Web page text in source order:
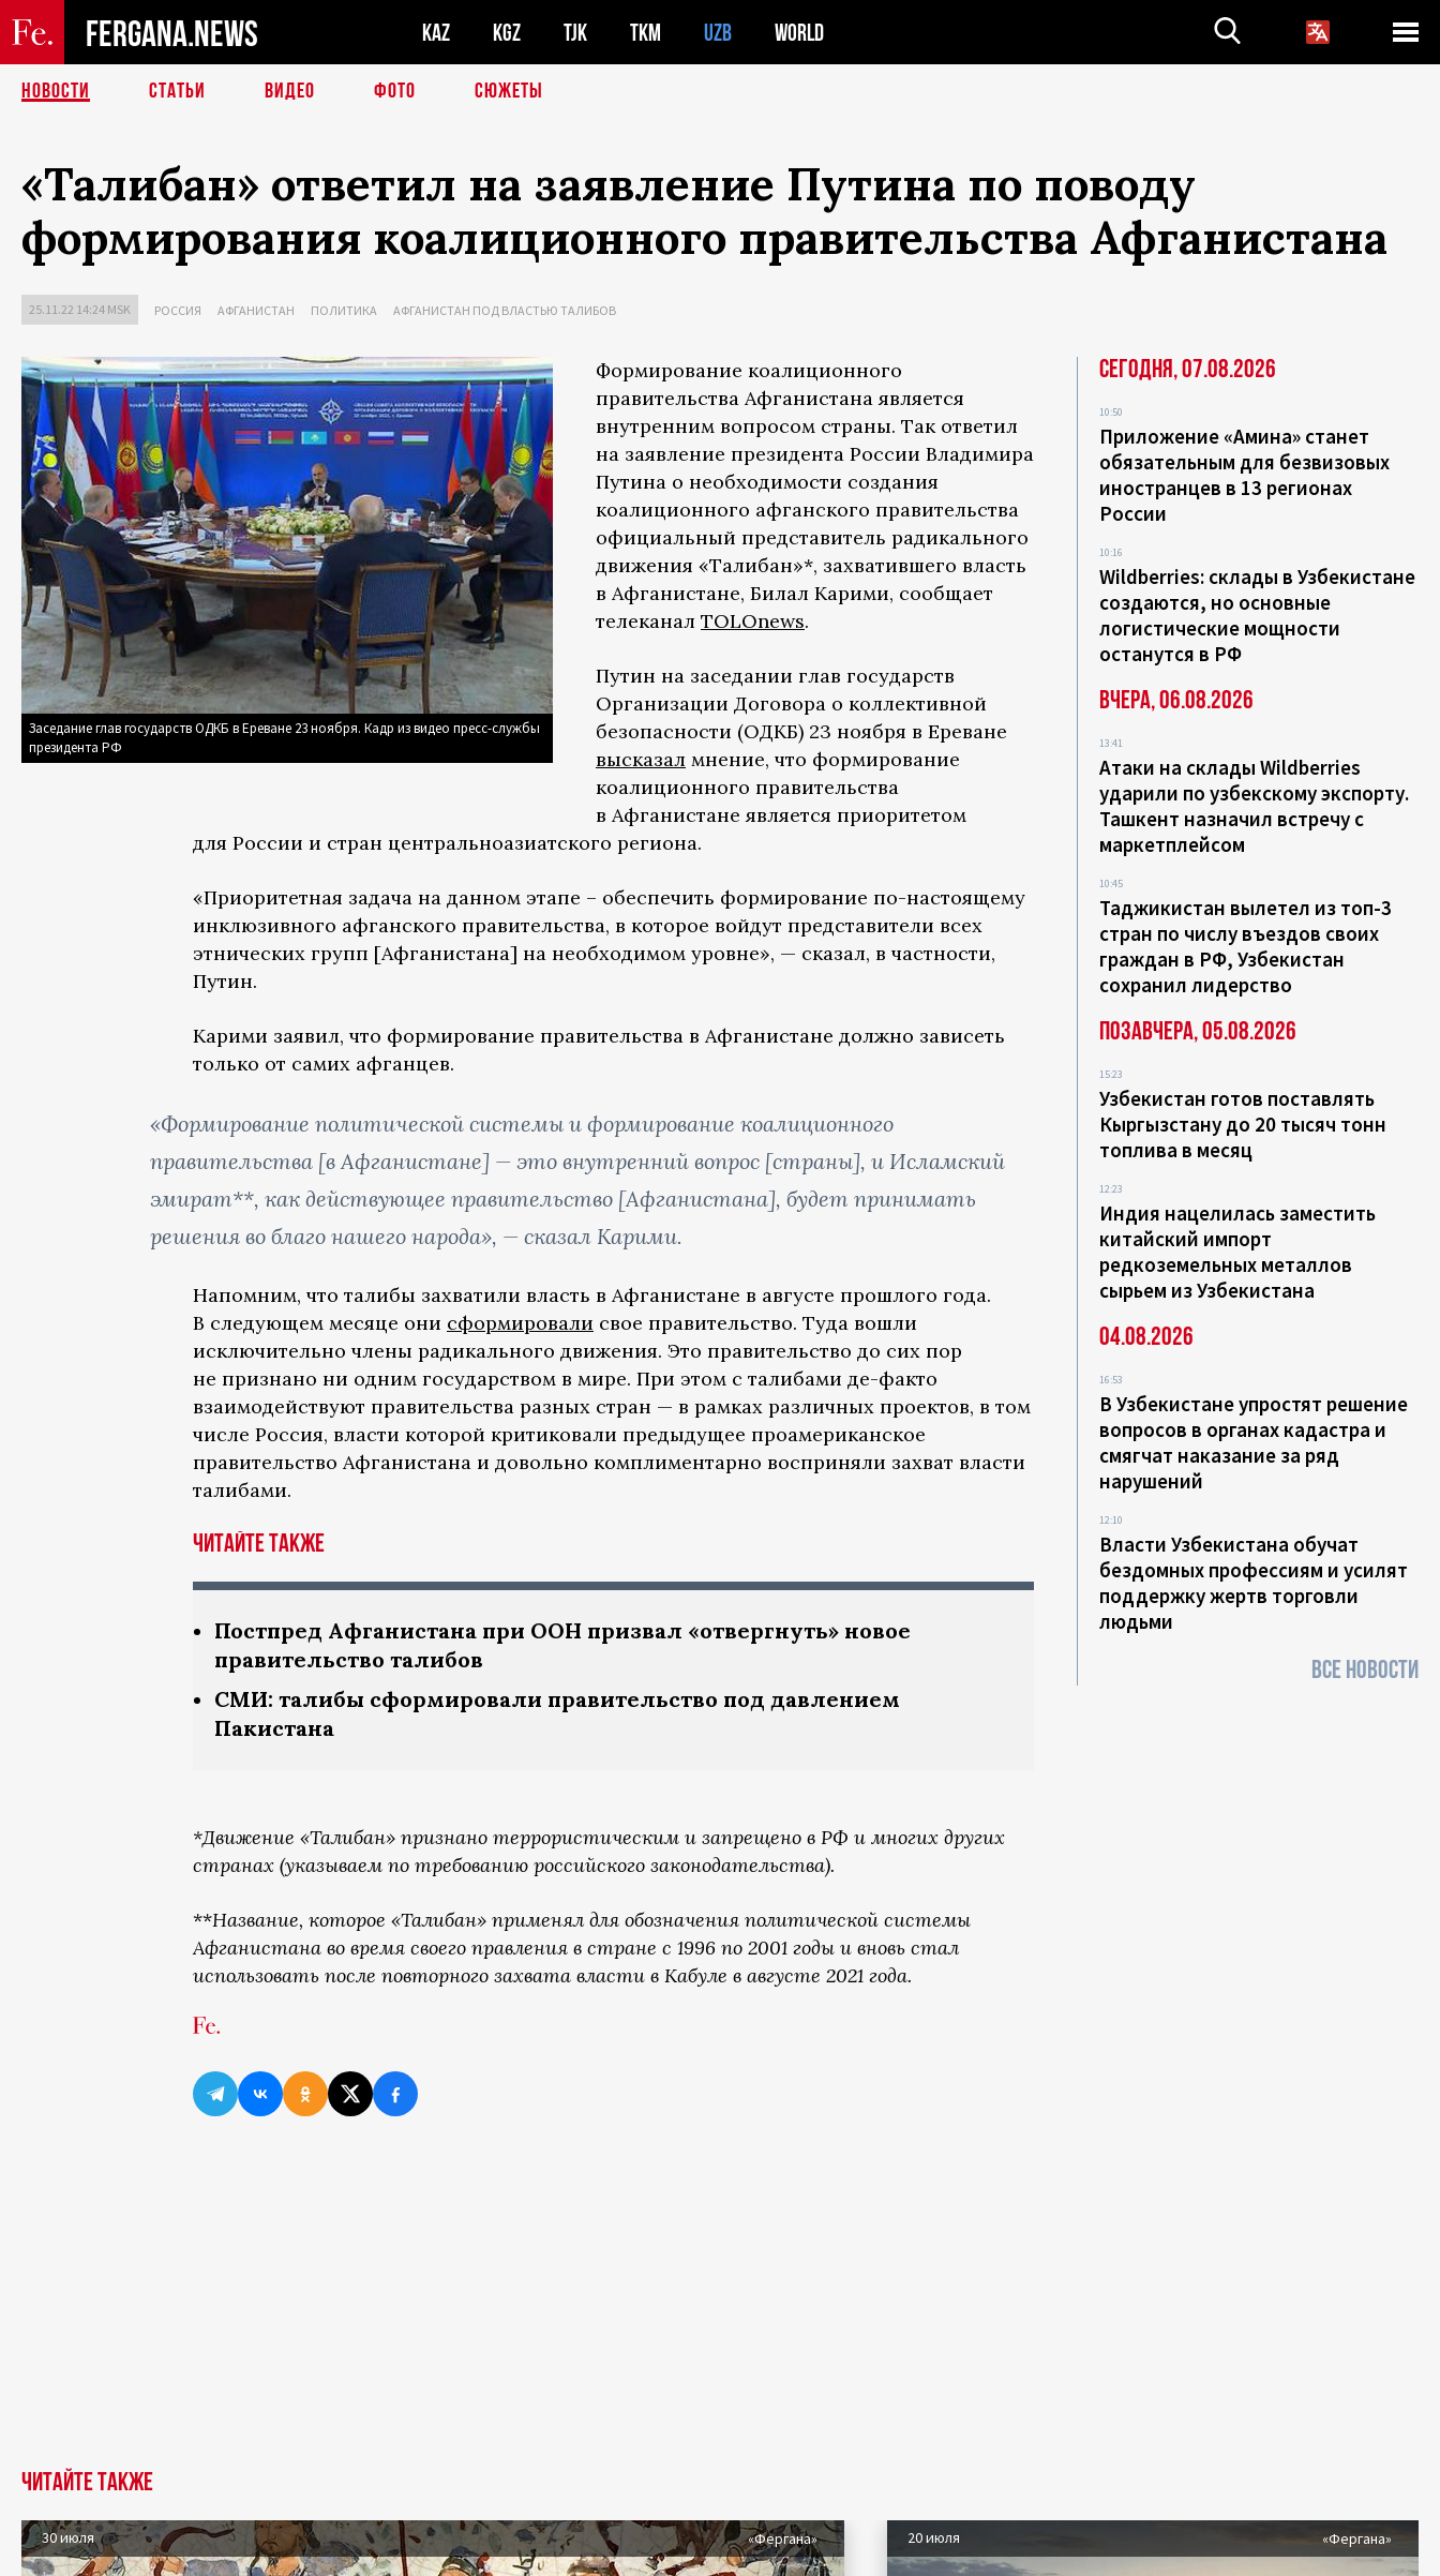
FERGANA.NEWS KAZ KGZ TJK TKM UZB WORLD
НОВОСТИ СТАТЬИ ВИДЕО ФОТО СЮЖЕТЫ
«Талибан» ответил на заявление Путина по поводу
формирования коалиционного правительства Афганистана
25.11.22 14:24 MSK РОССИЯ АФГАНИСТАН ПОЛИТИКА АФГАНИСТАН ПОД ВЛАСТЬЮ ТАЛИБОВ
Заседание глав государств ОДКБ в Ереване 23 ноября. Кадр из видео пресс-службы
президента РФ
Формирование коалиционного
правительства Афганистана является
внутренним вопросом страны. Так ответил
на заявление президента России Владимира
Путина о необходимости создания
коалиционного афганского правительства
официальный представитель радикального
движения «Талибан»*, захватившего власть
в Афганистане, Билал Карими, сообщает
телеканал TOLOnews.
Путин на заседании глав государств
Организации Договора о коллективной
безопасности (ОДКБ) 23 ноября в Ереване
высказал мнение, что формирование
коалиционного правительства
в Афганистане является приоритетом
для России и стран центральноазиатского региона.
«Приоритетная задача на данном этапе – обеспечить формирование по-настоящему
инклюзивного афганского правительства, в которое войдут представители всех
этнических групп [Афганистана] на необходимом уровне», — сказал, в частности,
Путин.
Карими заявил, что формирование правительства в Афганистане должно зависеть
только от самих афганцев.
«Формирование политической системы и формирование коалиционного
правительства [в Афганистане] — это внутренний вопрос [страны], и Исламский
эмират**, как действующее правительство [Афганистана], будет принимать
решения во благо нашего народа», — сказал Карими.
Напомним, что талибы захватили власть в Афганистане в августе прошлого года.
В следующем месяце они сформировали свое правительство. Туда вошли
исключительно члены радикального движения. Это правительство до сих пор
не признано ни одним государством в мире. При этом с талибами де-факто
взаимодействуют правительства разных стран — в рамках различных проектов, в том
числе Россия, власти которой критиковали предыдущее проамериканское
правительство Афганистана и довольно комплиментарно восприняли захват власти
талибами.
Читайте также
Постпред Афганистана при ООН призвал «отвергнуть» новое
правительство талибов
СМИ: талибы сформировали правительство под давлением
Пакистана
*Движение «Талибан» признано террористическим и запрещено в РФ и многих других
странах (указываем по требованию российского законодательства).
**Название, которое «Талибан» применял для обозначения политической системы
Афганистана во время своего правления в стране с 1996 по 2001 годы и вновь стал
использовать после повторного захвата власти в Кабуле в августе 2021 года.
Сегодня, 07.08.2026
10:50
Приложение «Амина» станет
обязательным для безвизовых
иностранцев в 13 регионах
России
10:16
Wildberries: склады в Узбекистане
создаются, но основные
логистические мощности
останутся в РФ
Вчера, 06.08.2026
13:41
Атаки на склады Wildberries
ударили по узбекскому экспорту.
Ташкент назначил встречу с
маркетплейсом
10:45
Таджикистан вылетел из топ-3
стран по числу въездов своих
граждан в РФ, Узбекистан
сохранил лидерство
Позавчера, 05.08.2026
15:23
Узбекистан готов поставлять
Кыргызстану до 20 тысяч тонн
топлива в месяц
12:23
Индия нацелилась заместить
китайский импорт
редкоземельных металлов
сырьем из Узбекистана
04.08.2026
16:53
В Узбекистане упростят решение
вопросов в органах кадастра и
смягчат наказание за ряд
нарушений
12:10
Власти Узбекистана обучат
бездомных профессиям и усилят
поддержку жертв торговли
людьми
ВСЕ НОВОСТИ
Читайте также
30 июля «Фергана» 20 июля «Фергана»